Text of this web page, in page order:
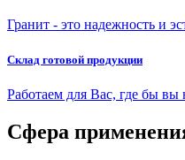
Гранит - это надежность и
Склад готовой продукции
Работаем для Вас, где бы
Сфера